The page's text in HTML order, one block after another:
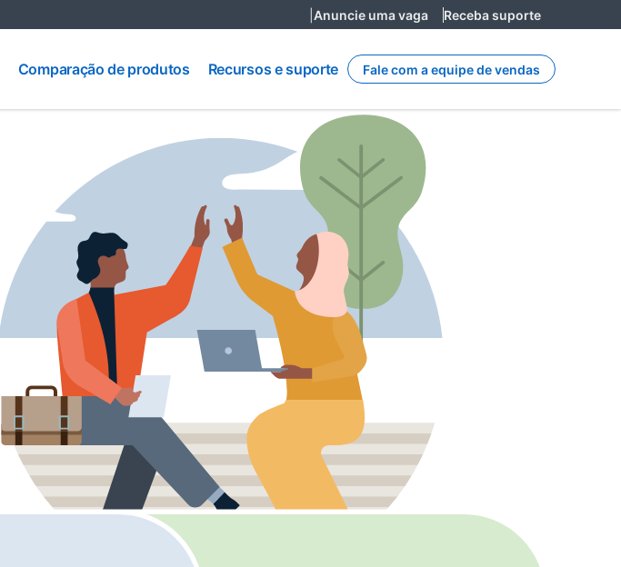
Anuncie uma vaga Receba suporte
Comparação
de produtos
Comparação de produtos
e
Recursos e suporte Fale com a equipe de vendas